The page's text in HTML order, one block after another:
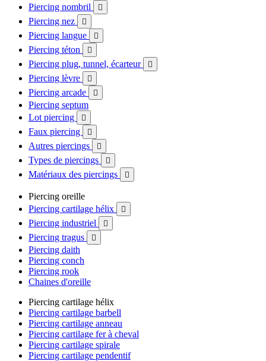
Piercing nombril 
Piercing nez 
Piercing langue 
Piercing téton 
Piercing plug, tunnel, écarteur 
Piercing lèvre 
Piercing arcade 
Piercing septum
Lot piercing

Faux piercing 
Autres piercings 
Types de piercings 
Matériaux des piercings 
Piercing oreille
Piercing cartilage hélix

Piercing industriel 
Piercing tragus 
Piercing daith
Piercing conch
Piercing rook
Chaines d'oreille
Piercing cartilage hélix
Piercing cartilage barbell
Piercing cartilage anneau
Piercing cartilage fer à cheval
Piercing cartilage spirale
Piercing cartilage pendentif